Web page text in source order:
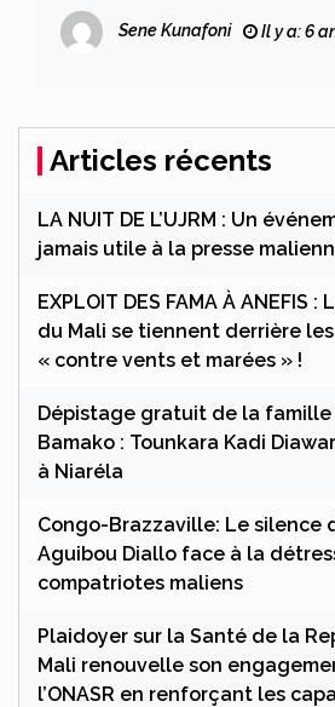
fulgure
Sene Kunafoni Il y a: 6
Articles récents
LA NUIT DE L’UJRM : Un
jamais utile à la presse
EXPLOIT DES FAMA À ANEFIS
du Mali se tiennent derrière
« contre vents et marées » !
Dépistage gratuit de la
Bamako : Tounkara Kadi
à Niaréla
Congo-Brazzaville: Le silence
Aguibou Diallo face à la
compatriotes maliens
Plaidoyer sur la Santé de la
Mali renouvelle son
l’ONASR en renforçant les